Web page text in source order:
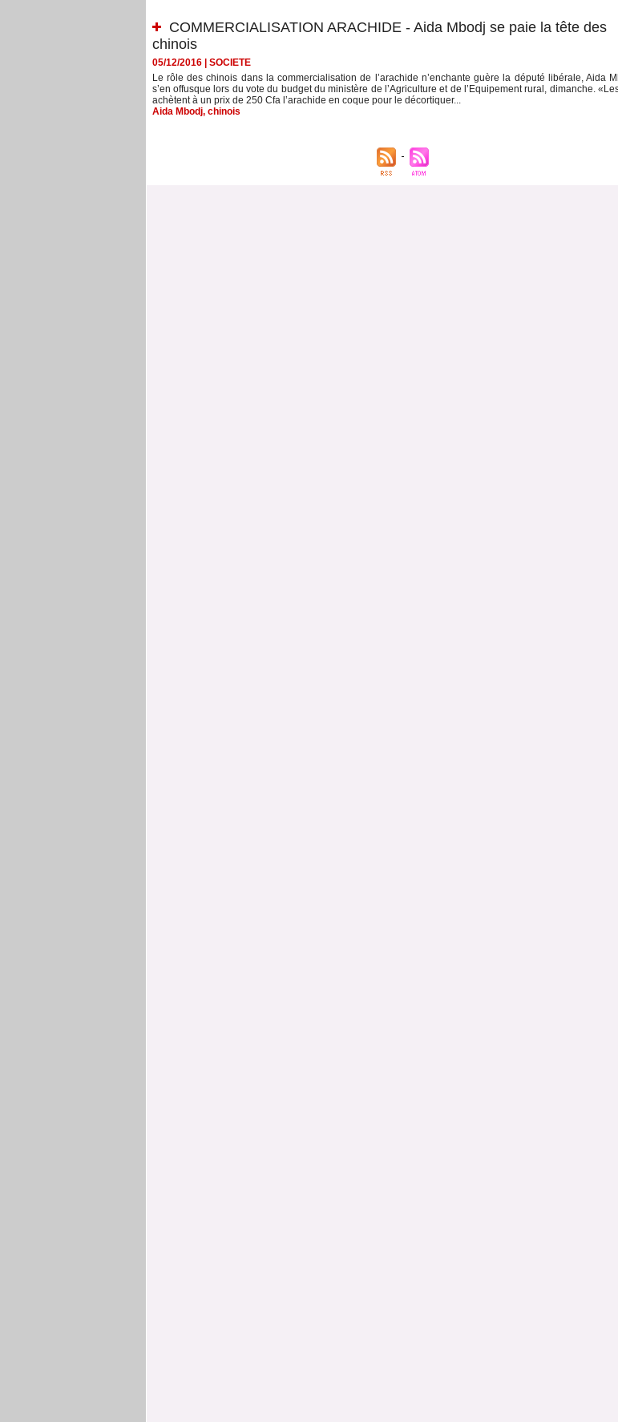
COMMERCIALISATION ARACHIDE - Aida Mbodj se paie la tête des
chinois
05/12/2016| SOCIETE
Le rôle des chinois dans la commercialisation de l’arachide n’enchante guère la député libérale, Aida
s’en offusque lors du vote du budget du ministère de l’Agriculture et de l’Equipement rural, dimanche.
achètent à un prix de 250 Cfa l’arachide en coque pour le décortiquer...
Aida Mbodj, chinois